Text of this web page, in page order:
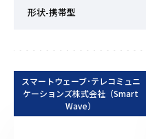
形状-携帯型
スマートウェーブ･テレコミュニ
ケーションズ株式会社（Smart
Wave）